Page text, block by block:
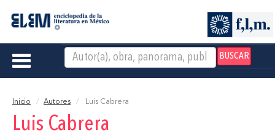
BUSCAR
Toggle
Inicio Autores Luis Cabrera
Luis Cabrera